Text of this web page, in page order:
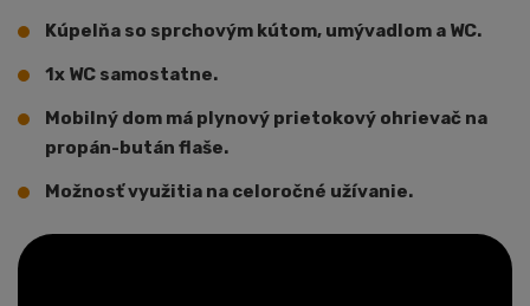
Kúpelňa so sprchovým kútom, umývadlom a WC.
1x WC samostatne.
Mobilný dom má plynový prietokový ohrievač na
propán-bután flaše.
Možnosť využitia na celoročné užívanie.